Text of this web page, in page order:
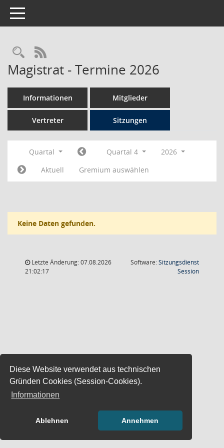
Diese Website verwendet aus technischen
Gründen Cookies (Session-Cookies).
Informationen
Ablehnen Annehmen
Toggle navigation
Rechercheauswahl
RSS-Feed
Magistrat - Termine 2026
Informationen Mitglieder
Vertreter Sitzungen
Quartal Quartal 4
2026
Aktuell
Gremium auswählen
Keine Daten gefunden.
Letzte Änderung: 07.08.2026
21:02:17
Software:Sitzungsdienst
Session(Wird in